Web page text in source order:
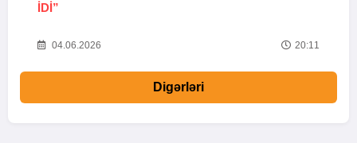
IDI”
04.06.2026 20:11
Digərləri